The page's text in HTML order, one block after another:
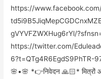
https://
gVYVFZWXHug6rYl/
https://twitter.com/
6?t=QTg4R6EgdS9PhTR-
🌸•🌸 *👉निवेदन 🙏🏻* मित्रों